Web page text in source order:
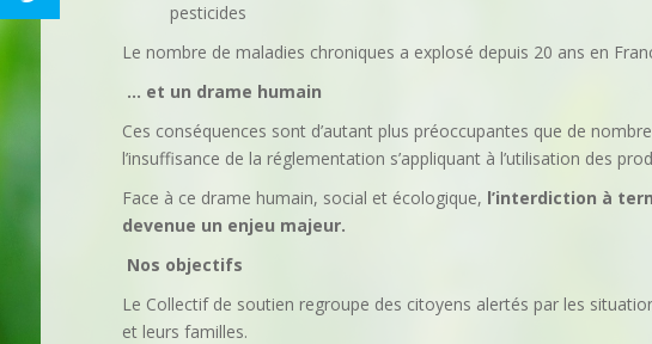
pesticides
Le nombre de maladies chroniques a explosé depuis 20 ans en
… et un drame humain
Ces conséquences sont d’autant plus préoccupantes que de
l’insuffisance de la réglementation s’appliquant à l’utilisation des
Face à ce drame humain, social et écologique, l’interdiction à
devenue un enjeu majeur.
Nos objectifs
Le Collectif de soutien regroupe des citoyens alertés par les
et leurs familles.